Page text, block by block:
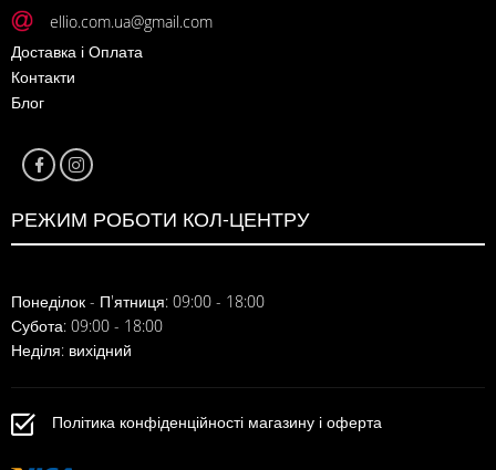
ellio.com.ua@gmail.com
Доставка і Оплата
Контакти
Блог
РЕЖИМ РОБОТИ КОЛ-ЦЕНТРУ
Понеділок - П'ятниця: 09:00 - 18:00
Субота: 09:00 - 18:00
Неділя: вихідний
Політика конфіденційності магазину і оферта